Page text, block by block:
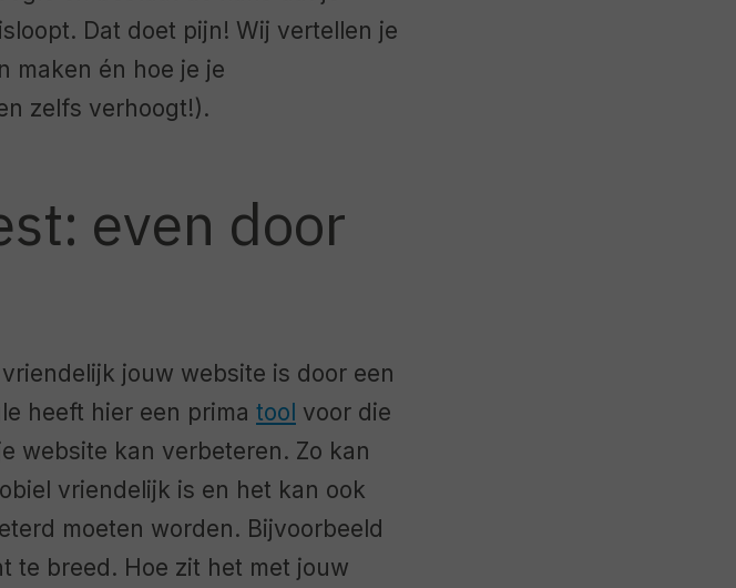
Dat doet pijn! Wij vertellen je
maken én hoe je je
zelfs verhoogt!).
even door
jouw website is door een
heeft hier een prima tool voor die
website kan verbeteren. Zo kan
vriendelijk is en het kan ook
moeten worden. Bijvoorbeeld
te breed. Hoe zit het met jouw